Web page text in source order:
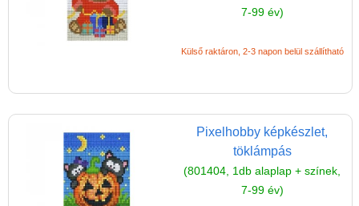
7-99 év)
Külső raktáron, 2-3 napon belül szállítható
Pixelhobby képkészlet,
töklámpás
(801404, 1db alaplap + színek,
7-99 év)
Strandjátékok
kalandozás
Tanulást segítő játék
Társasjáték
Tudományos játék